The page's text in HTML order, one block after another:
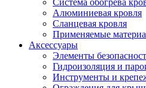
Алюминиевая кровля
Сланцевая кровля
Применяемые
Аксессуары
Элементы
Гидроизоляция и
Инструменты и